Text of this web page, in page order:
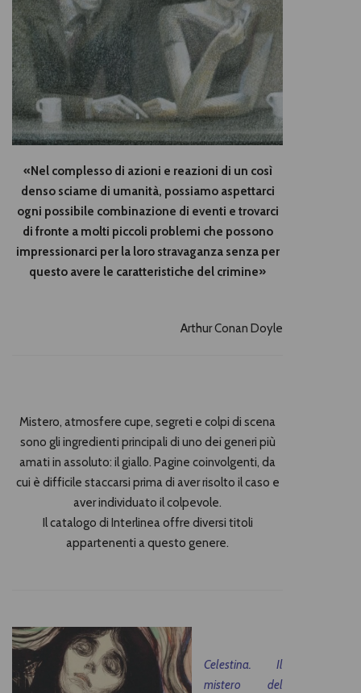
«Nel complesso di azioni e reazioni di un così
denso sciame di umanità, possia­mo aspettarci
ogni possibile combinazione di even­ti e trovarci
di fronte a molti piccoli problemi che possono
impressionarci per la loro stravaganza sen­za per
questo avere le caratteristiche del crimine»
Arthur Conan Doyle
Mistero, atmosfere cupe, segreti e colpi di scena
sono gli ingredienti principali di uno dei generi più
amati in assoluto: il giallo. Pagine coinvolgenti, da
cui è difficile staccarsi prima di aver risolto il caso e
aver individuato il colpevole.
Il catalogo di Interlinea offre diversi titoli
appartenenti a questo genere.
Celestina. Il
mistero del